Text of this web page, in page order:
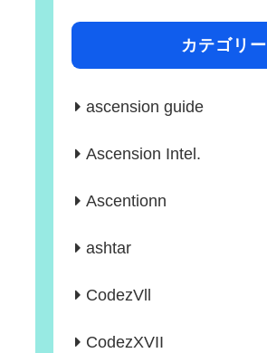
カテゴリー
ascension guide
Ascension Intel.
Ascentionn
ashtar
CodezVll
CodezXVII